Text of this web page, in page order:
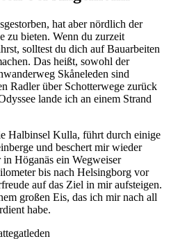
hat aber nördlich der
zu bieten. Wenn du zurzeit
solltest du dich auf Bauarbeiten
Das heißt, sowohl der
Skåneleden sind
Radler über Schotterwege zurück
lande ich an einem Strand
Halbinsel Kulla, führt durch einige
und beschert mir wieder
Höganäs ein Wegweiser
bis nach Helsingborg vor
auf das Ziel in mir aufsteigen.
großen Eis, das ich mir nach all
habe.